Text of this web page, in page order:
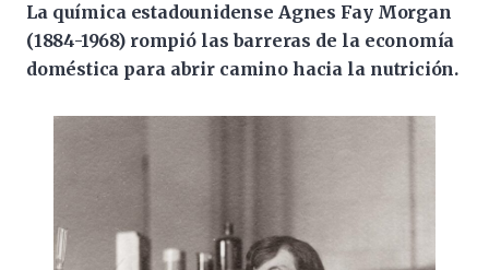
La química estadounidense Agnes Fay Morgan
(1884-1968) rompió las barreras de la economía
doméstica para abrir camino hacia la nutrición.